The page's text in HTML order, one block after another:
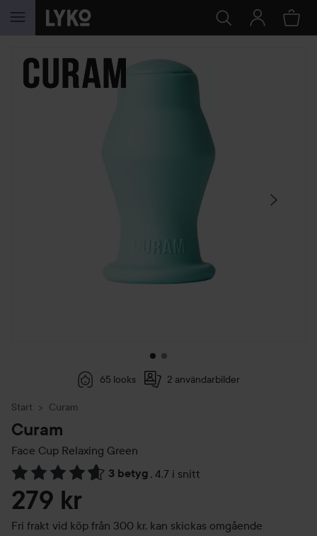
HOPPA TILL INNEHÅLLET
HOPPA ÖVER SEKTIONEN
65 looks 2 användarbilder
Start Curam
Curam
Face Cup Relaxing Green
3 betyg , 4.7 i snitt
Hoppa till Betyg & kommentarer
279 kr
Fri frakt vid köp från 300 kr, kan skickas omgående